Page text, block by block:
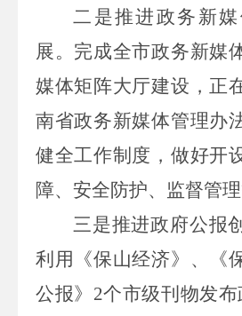
二是推进政务新
展。 完成全市政务新媒
媒体矩阵大厅建设，正
南省政务新媒体管理办
健全工作制度，做好开
障、安全防护、监督管理
三是推进政府公报
利用《保山经济》、《
公报》 2个市级刊物发